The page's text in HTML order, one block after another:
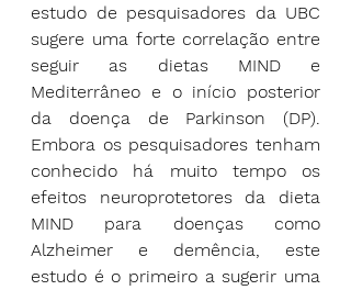
estudo de pesquisadores da UBC
sugere uma forte correlação entre
seguir as dietas MIND e
Mediterrâneo e o início posterior
da doença de Parkinson (DP).
Embora os pesquisadores tenham
conhecido há muito tempo os
efeitos neuroprotetores da dieta
MIND para doenças como
Alzheimer e demência, este
estudo é o primeiro a sugerir uma